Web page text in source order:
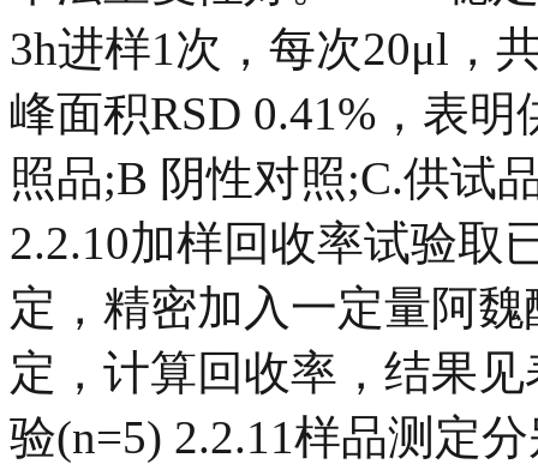
3h进样1次，每次20μl，
峰面积RSD 0.41%，表
照品;B 阴性对照;C.供试
2.2.10加样回收率试验取
定，精密加入一定量阿
定，计算回收率，结果
验(n=5) 2.2.11样品测定